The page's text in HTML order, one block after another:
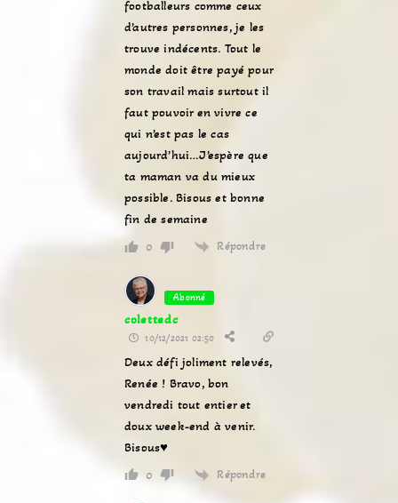
footballeurs comme ceux
d’autres personnes, je les
trouve indécents. Tout le
monde doit être payé pour
son travail mais surtout il
faut pouvoir en vivre ce
qui n’est pas le cas
aujourd’hui…J’espère que
ta maman va du mieux
possible. Bisous et bonne
fin de semaine
0 Répondre
Abonné
colettedc
10/12/2021 02:50
Deux défi joliment relevés,
Renée ! Bravo, bon
vendredi tout entier et
doux week-end à venir.
Bisous♥
0 Répondre